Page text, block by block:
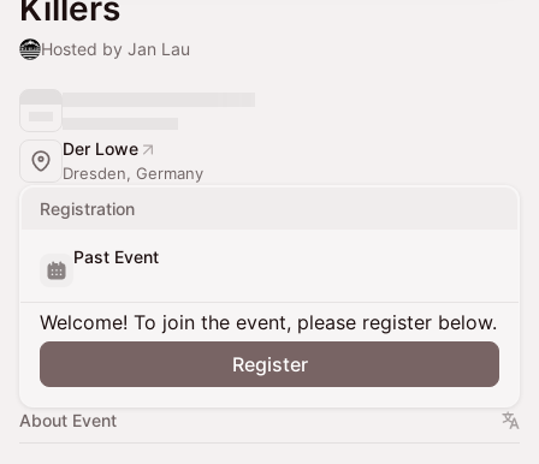
Killers
Hosted by Jan Lau
Der Lowe
Dresden, Germany
Registration
Past Event
Welcome! To join the event, please register below.
Register
About Event